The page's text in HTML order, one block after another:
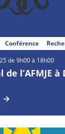
Conférence
de 9h00 à 18h00
l’AFMJE